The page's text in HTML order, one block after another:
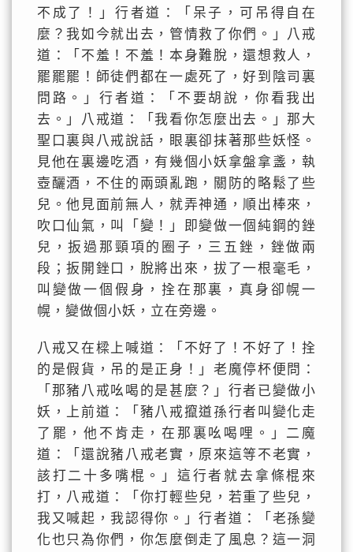
不成了！」行者道：「呆子，可吊得自在
麼？我如今就出去，管情救了你們。」八戒
道：「不羞！不羞！本身難脫，還想救人，
罷罷罷！師徒們都在一處死了，好到陰司裏
問路。」行者道：「不要胡說，你看我出
去。」八戒道：「我看你怎麼出去。」那大
聖口裏與八戒說話，眼裏卻抹著那些妖怪。
見他在裏邊吃酒，有幾個小妖拿盤拿盞，執
壺釃酒，不住的兩頭亂跑，關防的略鬆了些
兒。他見面前無人，就弄神通，順出棒來，
吹口仙氣，叫「變！」即變做一個純鋼的銼
兒，扳過那頸項的圈子，三五銼，銼做兩
段；扳開銼口，脫將出來，拔了一根毫毛，
叫變做一個假身，拴在那裏，真身卻幌一
幌，變做個小妖，立在旁邊。
八戒又在樑上喊道：「不好了！不好了！拴
的是假貨，吊的是正身！」老魔停杯便問：
「那豬八戒吆喝的是甚麼？」行者已變做小
妖，上前道：「豬八戒攛道孫行者叫變化走
了罷，他不肯走，在那裏吆喝哩。」二魔
道：「還說豬八戒老實，原來這等不老實，
該打二十多嘴棍。」這行者就去拿條棍來
打，八戒道：「你打輕些兒，若重了些兒，
我又喊起，我認得你。」行者道：「老孫變
化也只為你們，你怎麼倒走了風息？這一洞